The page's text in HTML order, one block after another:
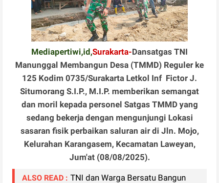
Mediapertiwi,id,Surakarta-Dansatgas TNI
Manunggal Membangun Desa (TMMD) Reguler ke
125 Kodim 0735/Surakarta Letkol Inf Fictor J.
Situmorang S.I.P., M.I.P. memberikan semangat
dan moril kepada personel Satgas TMMD yang
sedang bekerja dengan mengunjungi Lokasi
sasaran fisik perbaikan saluran air di Jln. Mojo,
Kelurahan Karangasem, Kecamatan Laweyan,
Jum'at (08/08/2025).
ALSO READ : TNI dan Warga Bersatu Bangun